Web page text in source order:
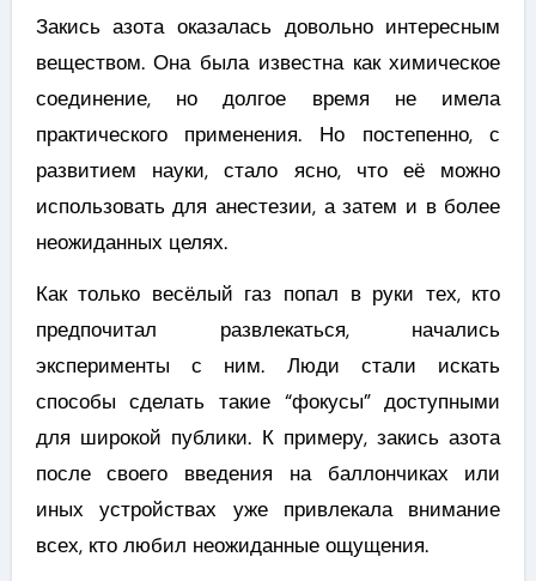
Закись азота оказалась довольно интересным
веществом. Она была известна как химическое
соединение, но долгое время не имела
практического применения. Но постепенно, с
развитием науки, стало ясно, что её можно
использовать для анестезии, а затем и в более
неожиданных целях.
Как только весёлый газ попал в руки тех, кто
предпочитал развлекаться, начались
эксперименты с ним. Люди стали искать
способы сделать такие “фокусы” доступными
для широкой публики. К примеру, закись азота
после своего введения на баллончиках или
иных устройствах уже привлекала внимание
всех, кто любил неожиданные ощущения.